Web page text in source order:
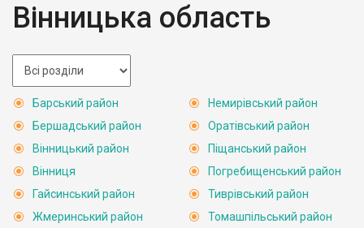
Вінницька область
Барський район
Бершадський район
Вінницький район
Вінниця
Гайсинський район
Жмеринський район
Немирівський район
Оратівський район
Піщанський район
Погребищенський район
Тиврівський район
Томашпільський район